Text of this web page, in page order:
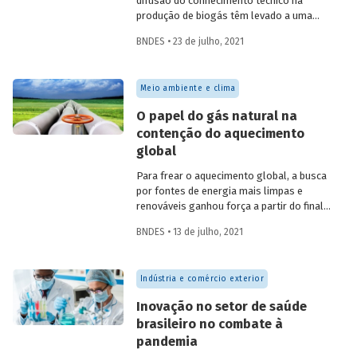
produção de biogás têm levado a uma
em operação e no volume produzido no
tímido diante do potencial de geração que
um país com um agronegócio tão
desenvolvido pode atingir. Entenda como
resíduos e efluentes das diferentes
atividades agropecuárias podem
contribuir para ampliar a geração de
BNDES • 23 de julho, 2021
Meio ambiente e clima
O papel do gás natural na
contenção do aquecimento
global
Para frear o aquecimento global, a busca
por fontes de energia mais limpas e
renováveis ganhou força a partir do final
mundial de redução das emissões de CO
energética segue crescendo, o gás
natural desponta como combustível
capaz de apoiar a transição para a
economia de baixo carbono, aproveitando
a infraestrutura já existente com menor
impacto ambiental do que outros
BNDES • 13 de julho, 2021
Indústria e comércio exterior
Inovação no setor de saúde
brasileiro no combate à
pandemia